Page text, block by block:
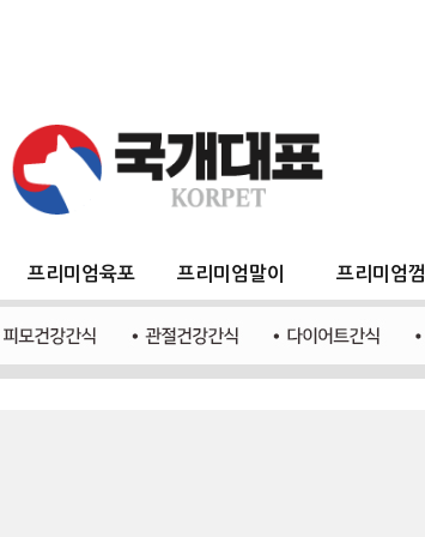
프리미엄육포 프리미엄말이 프리미엄껌